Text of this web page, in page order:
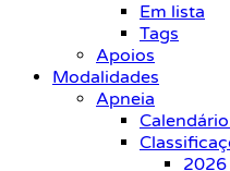
Em lista
Tags
Apoios
Modalidades
Apneia
2026